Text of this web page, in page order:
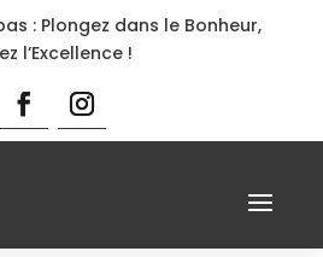
: Plongez dans le Bonheur,
l’Excellence !